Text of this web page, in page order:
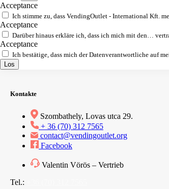
Acceptance
Ich stimme zu, dass VendingOutlet - International Kft.
Acceptance
Darüber hinaus erkläre ich, dass ich mich mit den…
Acceptance
Ich bestätige, dass mich der Datenverantwortliche auf
Los
Kontakte
Szombathely, Lovas utca 29.
+ 36 (70) 312 7565
contact@vendingoutlet.org
Facebook
Valentin Vörös – Vertrieb
Tel.: